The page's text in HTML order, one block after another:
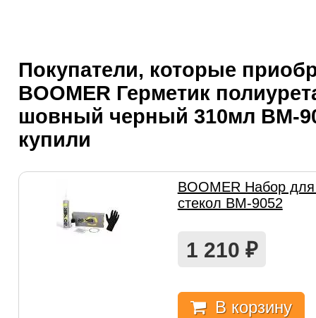
Покупатели, которые
BOOMER Герметик
шовный черный 310мл ВМ-
купили
BOOMER Набор для
стекол ВМ-9052
1 210 ₽
В корзину